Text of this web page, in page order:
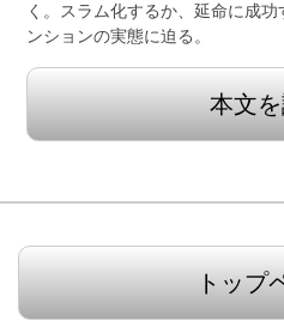
く。スラム化するか、延命に成
ンションの実態に迫る。
本文
トップ